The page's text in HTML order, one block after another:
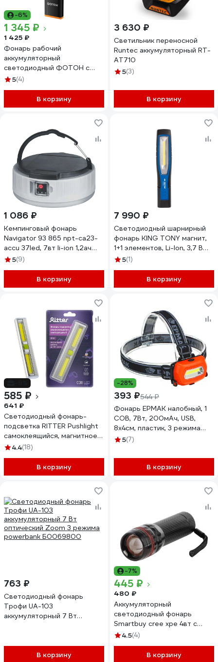
-6%
1 345 ₽
1 425 ₽
Фонарь рабочий
аккумуляторный
светодиодный ФОТОН с
клипсой и магнитом WLA-
5(4)
В корзину
3 630 ₽
Светильник переносной
Runtec аккумуляторный RT-
AT710
5(3)
В корзину
1 086 ₽
Кемпинговый фонарь
Navigator 93 865 npt-ca23-
accu 37led, 7вт li-ion 1,2ач
3режима 93865
5(9)
В корзину
7 990 ₽
Светодиодный шарнирный
фонарь KING TONY магнит,
1+1 элементов, Li-Ion, 3,7 В
9TA242A
5(1)
В корзину
585 ₽
641 ₽
Светодиодный фонарь-
подсветка RITTER Pushlight
самоклеящийся, магнитное
основание, 7Вт, 3хААА, IP44
4.4(18)
В корзину
-28%
393 ₽544 ₽
Фонарь ЕРМАК налобный, 1
COB, 7Вт, 200мАч, USB,
8х4см, пластик, 3 режима
221-071
5(7)
В корзину
763 ₽
Светодиодный фонарь
Трофи UA-103
аккумуляторный 7 Вт
В корзину
-7%
445 ₽
480 ₽
Аккумуляторный
светодиодный фонарь
Smartbuy cree xpe 4вт с
системой фокусировки луча,
4.5(4)
В корзину